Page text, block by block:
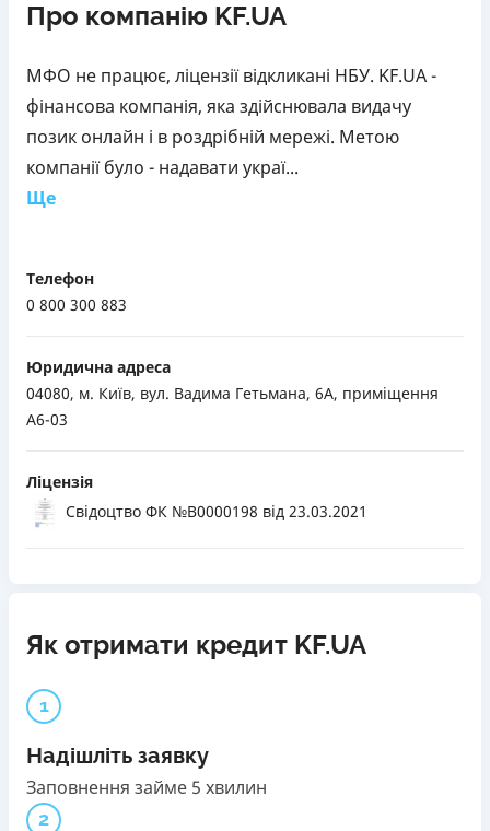
Про компанію KF.UA
МФО не працює, ліцензії відкликані НБУ. KF.UA -
фінансова компанія, яка здійснювала видачу
позик онлайн і в роздрібній мережі. Метою
компанії було - надавати украї...
Ще
Телефон
0 800 300 883
Юридична адреса
04080, м. Київ, вул. Вадима Гетьмана, 6А, приміщення
А6-03
Ліцензія
Свідоцтво ФК №В0000198 від 23.03.2021
Як отримати кредит KF.UA
1
Надішліть заявку
Заповнення займе 5 хвилин
2